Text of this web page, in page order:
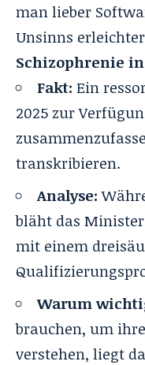
man lieber
Unsinns
Schizophrenie
Fakt: Ein
2025 zur
transkribieren.
Analyse:
bläht das
mit einem
Warum
brauchen, um
verstehen, liegt